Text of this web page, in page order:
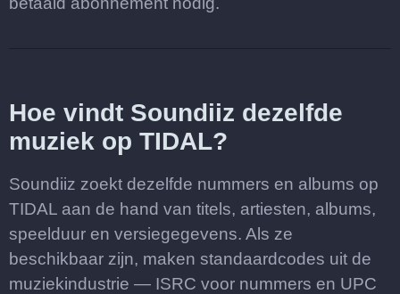
Hoe vindt Soundiiz dezelfde
muziek op TIDAL?
Soundiiz zoekt dezelfde nummers en albums op
TIDAL aan de hand van titels, artiesten, albums,
speelduur en versiegegevens. Als ze
beschikbaar zijn, maken standaardcodes uit de
muziekindustrie — ISRC voor nummers en UPC